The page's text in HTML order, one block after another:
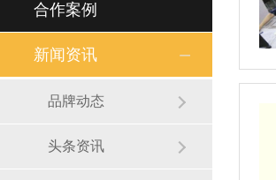
合作案例
新闻资讯
品牌动态
头条资讯